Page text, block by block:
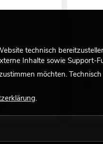
Bestand
technisch
Inhalte sowie Support-
möchten.
.